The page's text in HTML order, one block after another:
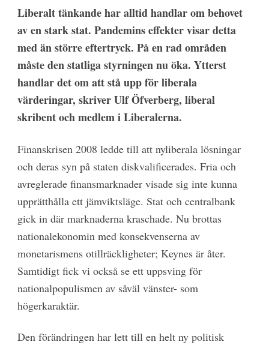
Liberalt tänkande har alltid handlar om behovet
av en stark stat. Pandemins effekter visar detta
med än större eftertryck. På en rad områden
måste den statliga styrningen nu öka. Ytterst
handlar det om att stå upp för liberala
värderingar, skriver Ulf Öfverberg, liberal
skribent och medlem i Liberalerna.
Finanskrisen 2008 ledde till att nyliberala lösningar
och deras syn på staten diskvalificerades. Fria och
avreglerade finansmarknader visade sig inte kunna
upprätthålla ett jämviktsläge. Stat och centralbank
gick in där marknaderna kraschade. Nu brottas
nationalekonomin med konsekvenserna av
monetarismens otillräckligheter; Keynes är åter.
Samtidigt fick vi också se ett uppsving för
nationalpopulismen av såväl vänster- som
högerkaraktär.
Den förändringen har lett till en helt ny politisk